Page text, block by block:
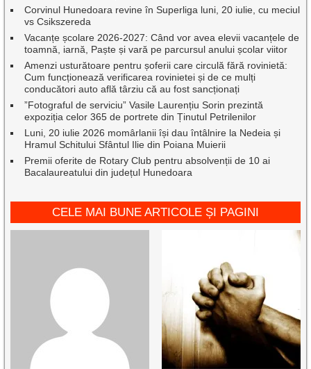
Corvinul Hunedoara revine în Superliga luni, 20 iulie, cu meciul
vs Csikszereda
Vacanțe școlare 2026-2027: Când vor avea elevii vacanțele de
toamnă, iarnă, Paște și vară pe parcursul anului școlar viitor
Amenzi usturătoare pentru șoferii care circulă fără rovinietă:
Cum funcționează verificarea rovinietei și de ce mulți
conducători auto află târziu că au fost sancționați
”Fotograful de serviciu” Vasile Laurențiu Sorin prezintă
expoziția celor 365 de portrete din Ținutul Petrilenilor
Luni, 20 iulie 2026 momârlanii își dau întâlnire la Nedeia și
Hramul Schitului Sfântul Ilie din Poiana Muierii
Premii oferite de Rotary Club pentru absolvenții de 10 ai
Bacalaureatului din județul Hunedoara
CELE MAI BUNE ARTICOLE ȘI PAGINI